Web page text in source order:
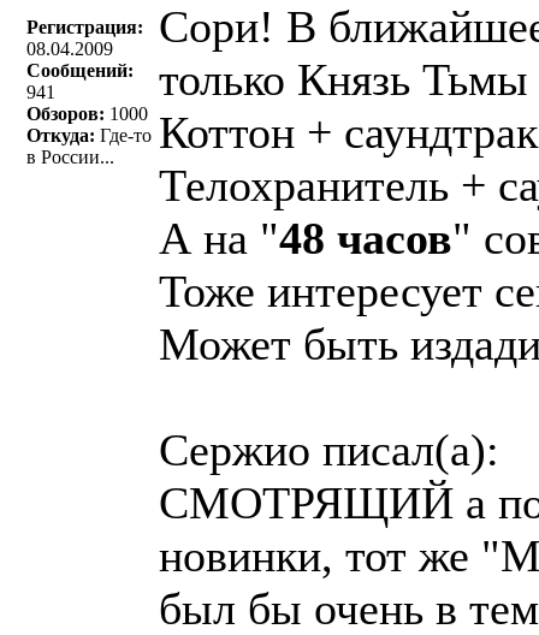
Регистрация:
08.04.2009
Сообщений:
941
Обзоров: 1000
Откуда: Где-то
в России...
Сори! В
только Князь
Коттон +
Телохранитель +
А на "48 часов"
Тоже интересует
Может быть
Сержио писал(a):
СМОТРЯЩИЙ а
новинки, тот же
был бы очень в